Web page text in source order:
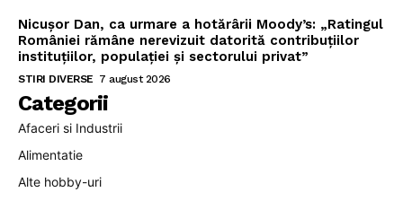
Nicușor Dan, ca urmare a hotărârii Moody’s: „Ratingul
României rămâne nerevizuit datorită contribuțiilor
instituțiilor, populației și sectorului privat”
STIRI DIVERSE 7 august 2026
Categorii
Afaceri si Industrii
Alimentatie
Alte hobby-uri